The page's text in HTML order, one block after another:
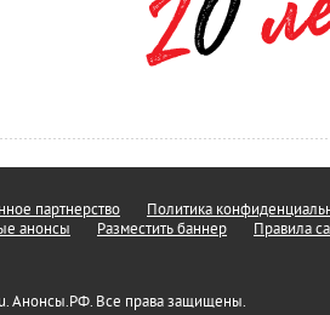
партнерство
Политика
анонсы Разместить баннер Правила
Анонсы.РФ. Все права защищены.